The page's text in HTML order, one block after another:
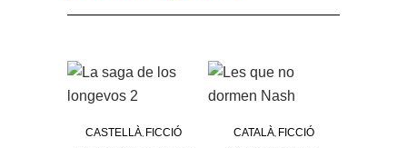
CASTELLÀ, FICCIÓ CATALÀ, FICCIÓ